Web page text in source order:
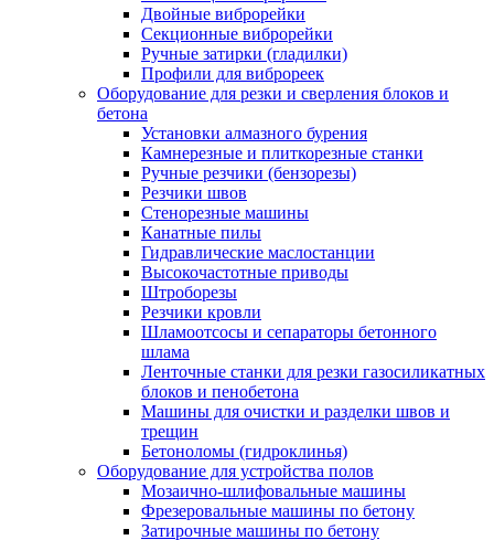
Двойные виброрейки
Секционные виброрейки
Ручные затирки (гладилки)
Профили для виброреек
Оборудование для резки и сверления блоков и
бетона
Установки алмазного бурения
Камнерезные и плиткорезные станки
Ручные резчики (бензорезы)
Резчики швов
Стенорезные машины
Канатные пилы
Гидравлические маслостанции
Высокочастотные приводы
Штроборезы
Резчики кровли
Шламоотсосы и сепараторы бетонного
шлама
Ленточные станки для резки газосиликатных
блоков и пенобетона
Машины для очистки и разделки швов и
трещин
Бетоноломы (гидроклинья)
Оборудование для устройства полов
Мозаично-шлифовальные машины
Фрезеровальные машины по бетону
Затирочные машины по бетону